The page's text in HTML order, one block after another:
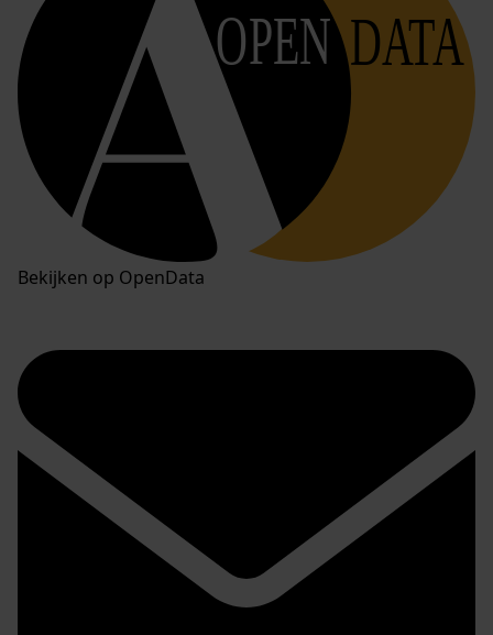
OPEN DATA
Bekijken op OpenData